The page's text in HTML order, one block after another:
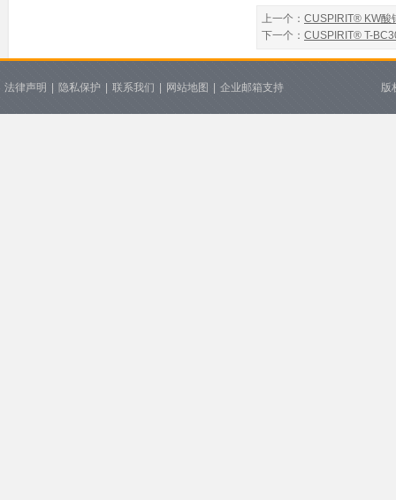
上一个： CUSPIRIT® KW酸
下一个： CUSPIRIT® T-
法律声明 隐私保护 联系我们 网站地图 企业邮箱支持 版